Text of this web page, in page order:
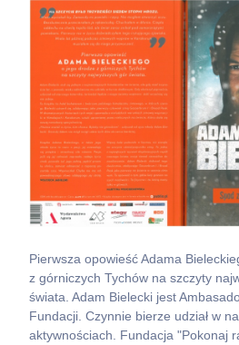
Pierwsza opowieść Adama
z górniczych Tychów na szczyty
świata. Adam Bielecki jest
Fundacji. Czynnie bierze udział w
aktywnościach. Fundacja "Pokonaj